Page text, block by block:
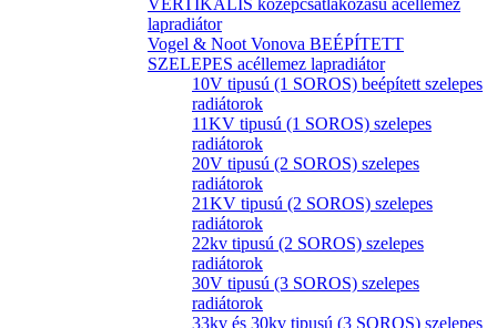
VERTIKÁLIS középcsatlakozású acéllemez
lapradiátor
Vogel & Noot Vonova BEÉPÍTETT
SZELEPES acéllemez lapradiátor
10V tipusú (1 SOROS) beépített szelepes
radiátorok
11KV tipusú (1 SOROS) szelepes
radiátorok
20V tipusú (2 SOROS) szelepes
radiátorok
21KV tipusú (2 SOROS) szelepes
radiátorok
22kv tipusú (2 SOROS) szelepes
radiátorok
30V tipusú (3 SOROS) szelepes
radiátorok
33kv és 30kv tipusú (3 SOROS) szelepes